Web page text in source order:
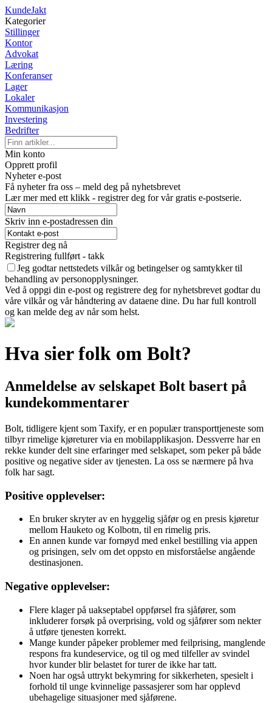
KundeJakt
Kategorier
Stillinger
Kontor
Advokat
Læring
Konferanser
Lager
Lokaler
Kommunikasjon
Investering
Bedrifter
Min konto
Opprett profil
Nyheter e-post
Få nyheter fra oss – meld deg på nyhetsbrevet
Lær mer med ett klikk - registrer deg for vår gratis e-postserie.
Skriv inn e-postadressen din
Registrer deg nå
Registrering fullført - takk
Jeg godtar nettstedets vilkår og betingelser og samtykker til
behandling av personopplysninger.
Ved å oppgi din e-post og registrere deg for nyhetsbrevet godtar du
våre vilkår og vår håndtering av dataene dine. Du har full kontroll
og kan melde deg av når som helst.
Hva sier folk om Bolt?
Anmeldelse av selskapet Bolt basert på
kundekommentarer
Bolt, tidligere kjent som Taxify, er en populær transporttjeneste som
tilbyr rimelige kjøreturer via en mobilapplikasjon. Dessverre har en
rekke kunder delt sine erfaringer med selskapet, som peker på både
positive og negative sider av tjenesten. La oss se nærmere på hva
folk har sagt.
Positive opplevelser:
En bruker skryter av en hyggelig sjåfør og en presis kjøretur
mellom Hauketo og Kolbotn, til en rimelig pris.
En annen kunde var fornøyd med enkel bestilling via appen
og prisingen, selv om det oppsto en misforståelse angående
destinasjonen.
Negative opplevelser:
Flere klager på uakseptabel oppførsel fra sjåfører, som
inkluderer forsøk på overprising, vold og sjåfører som nekter
å utføre tjenesten korrekt.
Mange kunder påpeker problemer med feilprising, manglende
respons fra kundeservice, og til og med tilfeller av svindel
hvor kunder blir belastet for turer de ikke har tatt.
Noen har også uttrykt bekymring for sikkerheten, spesielt i
forhold til unge kvinnelige passasjerer som har opplevd
ubehagelige situasjoner med sjåførene.